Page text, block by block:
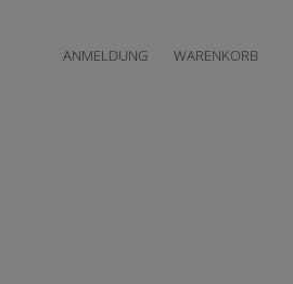
ANMELDUNG WARENKORB